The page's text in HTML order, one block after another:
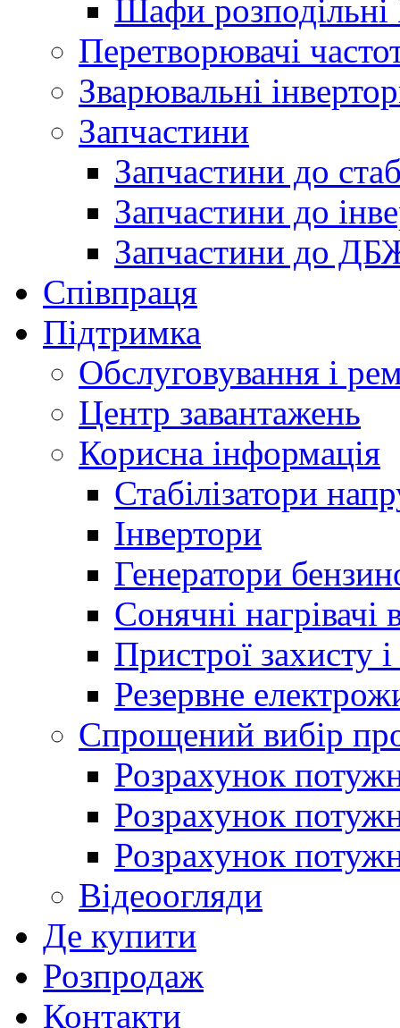
Шафи розподільні
Перетворювачі
Зварювальні
Запчастини
Запчастини до
Запчастини до
Запчастини до
Співпраця
Підтримка
Обслуговування і
Центр завантажень
Корисна інформація
Стабілізатори
Інвертори
Генератори
Сонячні нагрівачі
Пристрої захисту і
Резервне
Спрощений вибір
Розрахунок
Розрахунок
Розрахунок
Відеоогляди
Де купити
Розпродаж
Контакти